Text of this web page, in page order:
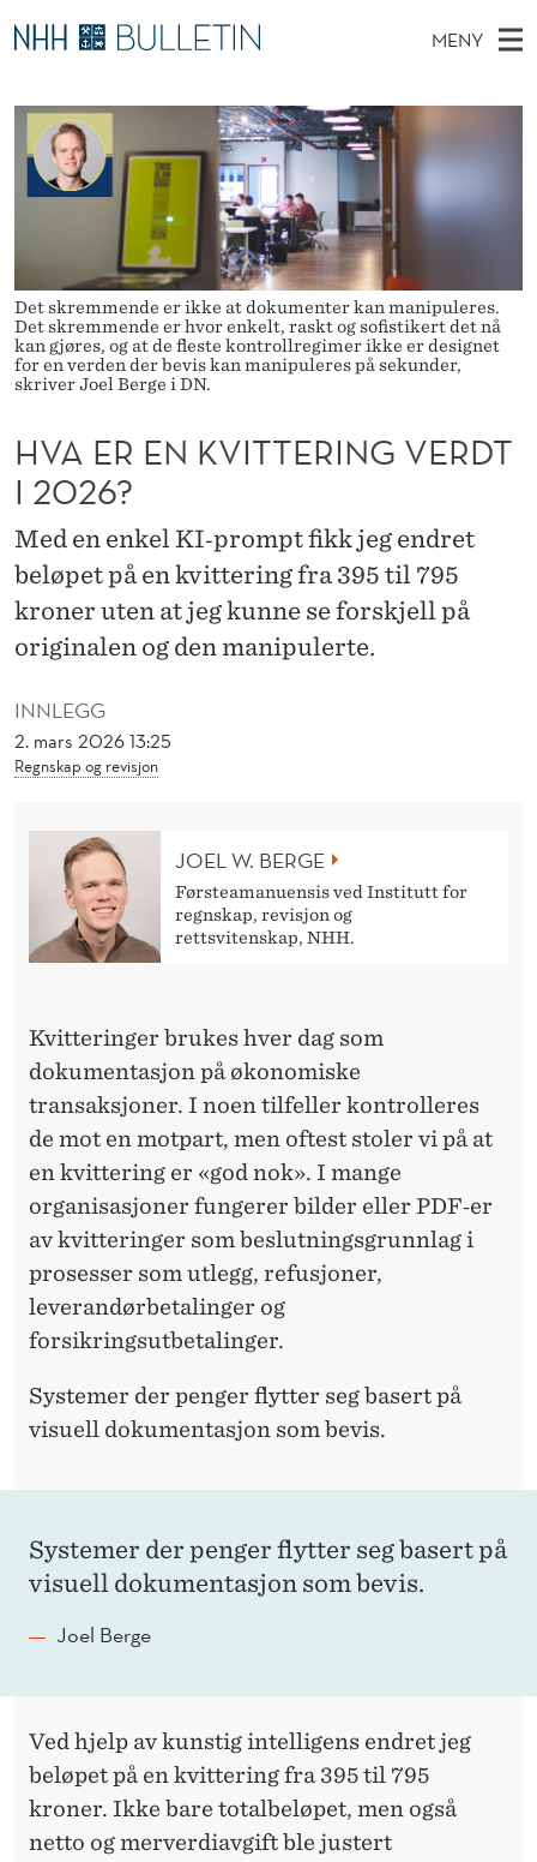
H
V
A
N
K
V
T
T
E
R
G
V
MENY
O
E
N
Y
Ø
E
T
Stipendiater og nye forskerprofiler
Disputaser
Ekspertutvalg
Om Bulletin
Det skremmende er ikke at dokumenter kan manipuleres.
Det skremmende er hvor enkelt, raskt og sofistikert det nå
kan gjøres, og at de fleste kontrollregimer ikke er designet
for en verden der bevis kan manipuleres på sekunder,
skriver Joel Berge i DN.
INNLEGG
2. mars 2026 13:25
Regnskap og revisjon
HVA ER EN KVITTERING VERDT
I 2026?
Med en enkel KI‑prompt fikk jeg endret
beløpet på en kvittering fra 395 til 795
kroner uten at jeg kunne se forskjell på
originalen og den manipulerte.
JOEL W. BERGE
Førsteamanuensis ved Institutt for
regnskap, revisjon og
rettsvitenskap, NHH.
Kvitteringer brukes hver dag som
dokumentasjon på økonomiske
transaksjoner. I noen tilfeller kontrolleres
de mot en motpart, men oftest stoler vi på at
en kvittering er «god nok». I mange
organisasjoner fungerer bilder eller PDF‑er
av kvitteringer som beslutningsgrunnlag i
prosesser som utlegg, refusjoner,
leverandørbetalinger og
forsikringsutbetalinger.
Systemer der penger flytter seg basert på
visuell dokumentasjon som bevis.
Systemer der penger flytter seg basert på
visuell dokumentasjon som bevis.
Joel Berge
Ved hjelp av kunstig intelligens endret jeg
beløpet på en kvittering fra 395 til 795
kroner. Ikke bare totalbeløpet, men også
netto og merverdiavgift ble justert